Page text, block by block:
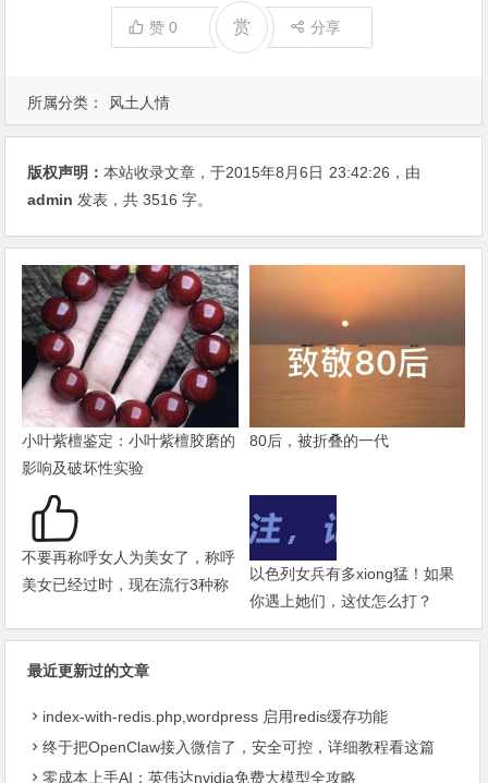
所属分类： 风土人情
赞0 赏 分享
版权声明：本站收录文章，于2015年8月6日 23:42:26 ，由
admin 发表，共 3516 字。
小叶紫檀鉴定：小叶紫檀胶磨的
影响及破坏性实验
80后，被折叠的一代
不要再称呼女人为美女了，称呼
美女已经过时，现在流行3种称
以色列女兵有多xiong猛！如果
你遇上她们，这仗怎么打？
最近更新过的文章
index-with-redis.php,wordpress 启用redis缓存功能
终于把OpenClaw接入微信了，安全可控，详细教程看这篇
零成本上手AI：英伟达nvidia免费大模型全攻略